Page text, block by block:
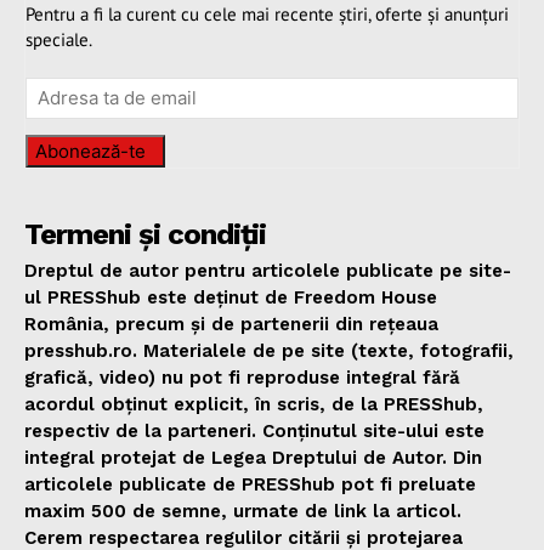
Pentru a fi la curent cu cele mai recente știri, oferte și anunțuri
speciale.
Abonează-te
Termeni și condiții
Dreptul de autor pentru articolele publicate pe site-
ul PRESShub este deținut de Freedom House
România, precum și de partenerii din rețeaua
presshub.ro. Materialele de pe site (texte, fotografii,
grafică, video) nu pot fi reproduse integral fără
acordul obținut explicit, în scris, de la PRESShub,
respectiv de la parteneri. Conținutul site-ului este
integral protejat de Legea Dreptului de Autor. Din
articolele publicate de PRESShub pot fi preluate
maxim 500 de semne, urmate de link la articol.
Cerem respectarea regulilor citării și protejarea